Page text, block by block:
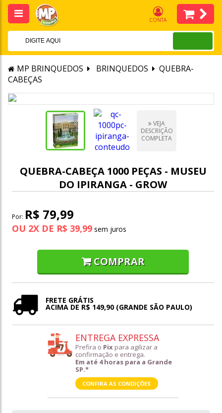
CONTA
MP BRINQUEDOS BRINQUEDOS
QUEBRA-
CABEÇAS
VEJA
DESCRIÇÃO
COMPLETA
QUEBRA-CABEÇA 1000 PEÇAS - MUSEU
DO IPIRANGA - GROW
Por: R$ 79,99
OU 2X DE R$ 39,99
COMPRAR
FRETE GRÁTIS
ACIMA DE R$ 149,90 (GRANDE SÃO PAULO)
ENTREGA EXPRESSA
Prefira o Pix para agilizar a
confirmação e entrega.
Em até 4 horas para a Grande
SP.*
CONFIRA AS CONDIÇÕES